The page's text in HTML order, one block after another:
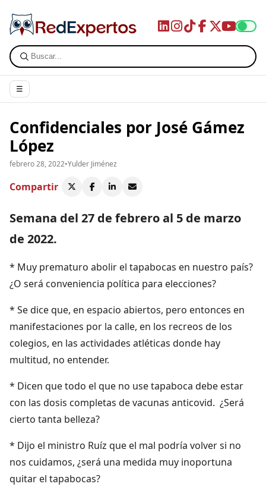
☰
Confidenciales por José Gámez
López
febrero 28, 2022•Yulder Jiménez
Compartir
Semana del 27 de febrero al 5 de marzo
de 2022.
* Muy prematuro abolir el tapabocas en nuestro país?
¿O será conveniencia política para elecciones?
* Se dice que, en espacio abiertos, pero entonces en
manifestaciones por la calle, en los recreos de los
colegios, en las actividades atléticas donde hay
multitud, no entender.
* Dicen que todo el que no use tapaboca debe estar
con las dosis completas de vacunas anticovid. ¿Será
cierto tanta belleza?
* Dijo el ministro Ruíz que el mal podría volver si no
nos cuidamos, ¿será una medida muy inoportuna
quitar el tapabocas?